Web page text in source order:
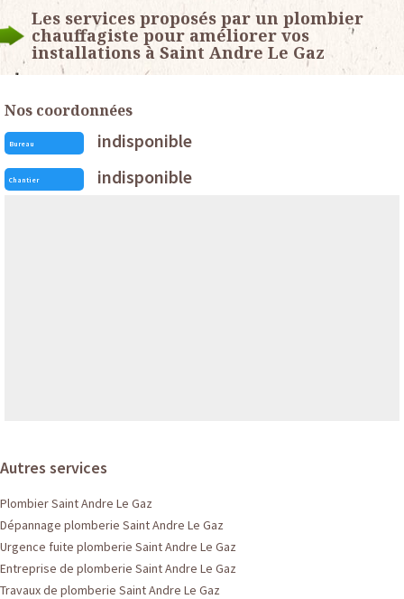
Les services proposés par un plombier
chauffagiste pour améliorer vos
installations à Saint Andre Le Gaz
Nos coordonnées
Bureau indisponible
Chantier indisponible
Autres services
Plombier Saint Andre Le Gaz
Dépannage plomberie Saint Andre Le Gaz
Urgence fuite plomberie Saint Andre Le Gaz
Entreprise de plomberie Saint Andre Le Gaz
Travaux de plomberie Saint Andre Le Gaz